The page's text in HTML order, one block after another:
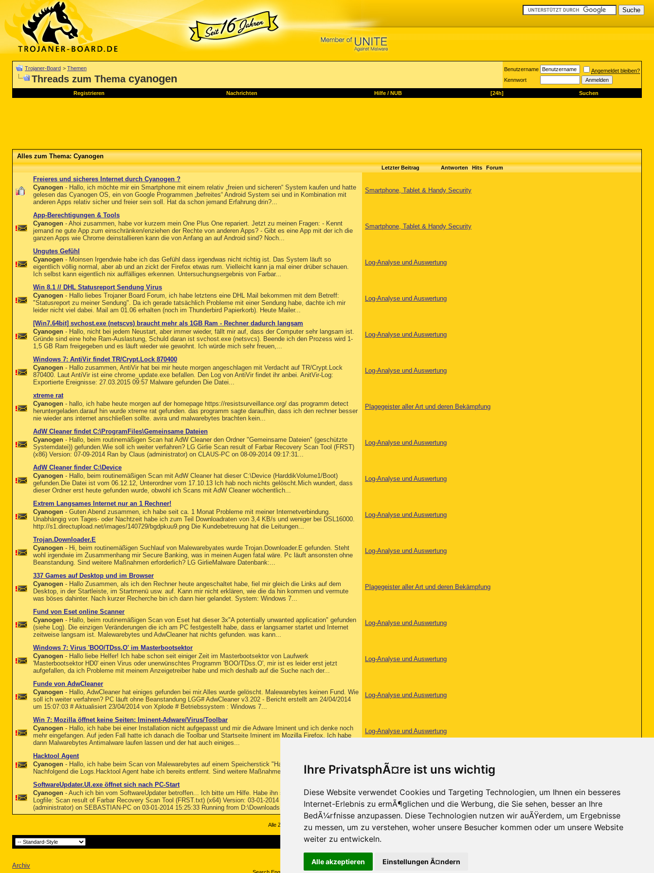
Ihre PrivatsphÃ¤re ist uns wichtig
Diese Website verwendet Cookies und Targeting Technologien, um Ihnen ein besseres
Internet-Erlebnis zu ermÃ¶glichen und die Werbung, die Sie sehen, besser an Ihre
BedÃ¼rfnisse anzupassen. Diese Technologien nutzen wir auÃŸerdem, um Ergebnisse
zu messen, um zu verstehen, woher unsere Besucher kommen oder um unsere Website
weiter zu entwickeln.
Alle akzeptieren Einstellungen Ã¤ndern
Trojaner-Board > Themen
Threads zum Thema cyanogen
Benutzername
Angemeldet bleiben?
Kennwort
Registrieren Nachrichten Hilfe/ NUB [24h] Suchen
Alles zum Thema: Cyanogen
Letzter Beitrag Antworten Hits Forum
Freieres und sicheres Internet durch Cyanogen ?
Cyanogen - Hallo, ich möchte mir ein Smartphone mit einem relativ „freien und sicheren“ System kaufen und hatte
gelesen das Cyanogen OS, ein von Google Programmen „befreites“ Android System sei und in Kombination mit
anderen Apps relativ sicher und freier sein soll. Hat da schon jemand Erfahrung drin?...
Smartphone, Tablet & Handy Security
App-Berechtigungen & Tools
Cyanogen - Ahoi zusammen, habe vor kurzem mein One Plus One repariert. Jetzt zu meinen Fragen: - Kennt
jemand ne gute App zum einschränken/enziehen der Rechte von anderen Apps? - Gibt es eine App mit der ich die
ganzen Apps wie Chrome deinstallieren kann die von Anfang an auf Android sind? Noch...
Smartphone, Tablet & Handy Security
Ungutes Gefühl
Cyanogen - Moinsen Irgendwie habe ich das Gefühl dass irgendwas nicht richtig ist. Das System läuft so
eigentlich völlig normal, aber ab und an zickt der Firefox etwas rum. Vielleicht kann ja mal einer drüber schauen.
Ich selbst kann eigentlich nix auffälliges erkennen. Untersuchungsergebnis von Farbar...
Log-Analyse und Auswertung
Win 8.1 // DHL Statusreport Sendung Virus
Cyanogen - Hallo liebes Trojaner Board Forum, ich habe letztens eine DHL Mail bekommen mit dem Betreff:
"Statusreport zu meiner Sendung". Da ich gerade tatsächlich Probleme mit einer Sendung habe, dachte ich mir
leider nicht viel dabei. Mail am 01.06 erhalten (noch im Thunderbird Papierkorb). Heute Mailer...
Log-Analyse und Auswertung
[Win7.64bit] svchost.exe (netscvs) braucht mehr als 1GB Ram - Rechner dadurch langsam
Cyanogen - Hallo, nicht bei jedem Neustart, aber immer wieder, fällt mir auf, dass der Computer sehr langsam ist.
Gründe sind eine hohe Ram-Auslastung, Schuld daran ist svchost.exe (netsvcs). Beende ich den Prozess wird 1-
1,5 GB Ram freigegeben und es läuft wieder wie gewohnt. Ich würde mich sehr freuen,...
Log-Analyse und Auswertung
Windows 7: AntiVir findet TR/Crypt.Lock 870400
Cyanogen - Hallo zusammen, AntiVir hat bei mir heute morgen angeschlagen mit Verdacht auf TR/Crypt.Lock
870400. Laut AntiVir ist eine chrome_update.exe befallen. Den Log von AntiVir findet ihr anbei. AnitVir-Log:
Exportierte Ereignisse: 27.03.2015 09:57 Malware gefunden Die Datei...
Log-Analyse und Auswertung
xtreme rat
Cyanogen - hallo, ich habe heute morgen auf der homepage https://resistsurveillance.org/ das programm detect
heruntergeladen.darauf hin wurde xtreme rat gefunden. das programm sagte daraufhin, dass ich den rechner besser
nie wieder ans internet anschließen sollte. avira und malwarebytes brachten kein...
Plagegeister aller Art und deren Bekämpfung
AdW Cleaner findet C:\ProgramFiles\Gemeinsame Dateien
Cyanogen - Hallo, beim routinemäßigen Scan hat AdW Cleaner den Ordner "Gemeinsame Dateien" (geschützte
Systemdatei)) gefunden.Wie soll ich weiter verfahren? LG Girlie Scan result of Farbar Recovery Scan Tool (FRST)
(x86) Version: 07-09-2014 Ran by Claus (administrator) on CLAUS-PC on 08-09-2014 09:17:31...
Log-Analyse und Auswertung
AdW Cleaner finder C:\Device
Cyanogen - Hallo, beim routinemäßigen Scan mit AdW Cleaner hat dieser C:\Device (HarddikVolume1/Boot)
gefunden.Die Datei ist vom 06.12.12, Unterordner vom 17.10.13 Ich hab noch nichts gelöscht.Mich wundert, dass
dieser Ordner erst heute gefunden wurde, obwohl ich Scans mit AdW Cleaner wöchentlich...
Log-Analyse und Auswertung
Extrem Langsames Internet nur an 1 Rechner!
Cyanogen - Guten Abend zusammen, ich habe seit ca. 1 Monat Probleme mit meiner Internetverbindung.
Unabhängig von Tages- oder Nachtzeit habe ich zum Teil Downloadraten von 3,4 KB/s und weniger bei DSL16000.
http://s1.directupload.net/images/140729/bgdpkuu9.png Die Kundebetreuung hat die Leitungen...
Log-Analyse und Auswertung
Trojan.Downloader.E
Cyanogen - Hi, beim routinemäßigen Suchlauf von Malewarebyates wurde Trojan.Downloader.E gefunden. Steht
wohl irgendwie im Zusammenhang mir Secure Banking, was in meinen Augen fatal wäre. Pc läuft ansonsten ohne
Beanstandung. Sind weitere Maßnahmen erforderlich? LG GirlieMalware Datenbank:...
Log-Analyse und Auswertung
337 Games auf Desktop und im Browser
Cyanogen - Hallo Zusammen, als ich den Rechner heute angeschaltet habe, fiel mir gleich die Links auf dem
Desktop, in der Startleiste, im Startmenü usw. auf. Kann mir nicht erklären, wie die da hin kommen und vermute
was böses dahinter. Nach kurzer Recherche bin ich dann hier gelandet. System: Windows 7...
Plagegeister aller Art und deren Bekämpfung
Fund von Eset online Scanner
Cyanogen - Hallo, beim routinemäßigen Scan von Eset hat dieser 3x"A potentially unwanted application" gefunden
(siehe Log). Die einzigen Veränderungen die ich am PC festgestellt habe, dass er langsamer startet und Internet
zeitweise langsam ist. Malewarebytes und AdwCleaner hat nichts gefunden. was kann...
Log-Analyse und Auswertung
Windows 7: Virus 'BOO/TDss.O' im Masterbootsektor
Cyanogen - Hallo liebe Helfer! Ich habe schon seit einiger Zeit im Masterbootsektor von Laufwerk
'Masterbootsektor HD0' einen Virus oder unerwünschtes Programm 'BOO/TDss.O', mir ist es leider erst jetzt
aufgefallen, da ich Probleme mit meinem Anzeigetreiber habe und mich deshalb auf die Suche nach der...
Log-Analyse und Auswertung
Funde von AdwCleaner
Cyanogen - Hallo, AdwCleaner hat einiges gefunden bei mir.Alles wurde gelöscht. Malewarebytes keinen Fund. Wie
soll ich weiter verfahren? PC läuft ohne Beanstandung LGG# AdwCleaner v3.202 - Bericht erstellt am 24/04/2014
um 15:07:03 # Aktualisiert 23/04/2014 von Xplode # Betriebssystem : Windows 7...
Log-Analyse und Auswertung
Win 7: Mozilla öffnet keine Seiten: Iminent-Adware/Virus/Toolbar
Cyanogen - Hallo, ich habe bei einer Installation nicht aufgepasst und mir die Adware Iminent und ich denke noch
mehr eingefangen. Auf jeden Fall hatte ich danach die Toolbar und Startseite Iminent im Mozilla Firefox. Ich habe
dann Malwarebytes Antimalware laufen lassen und der hat auch einiges...
Log-Analyse und Auswertung
Hacktool Agent
Cyanogen - Hallo, ich habe beim Scan von Malewarebytes auf einem Speicherstick "Hacktool Agent" gefunden.
Nachfolgend die Logs.Hacktool Agent habe ich bereits entfernt. Sind weitere Maßnahmen...
Log-Analyse und Auswertung
SoftwareUpdater.UI.exe öffnet sich nach PC-Start
Cyanogen - Auch ich bin vom SoftwareUpdater betroffen... Ich bitte um Hilfe. Habe ihn seit dem 28.12.13. FRST
Logfile: Scan result of Farbar Recovery Scan Tool (FRST.txt) (x64) Version: 03-01-2014 Ran by Sebastian
(administrator) on SEBASTIAN-PC on 03-01-2014 15:25:33 Running from D:\Downloads Windows...
Log-Analyse und Auswertung
Alle Zeitangaben in WEZ +1. Es ist jetzt08:18 Uhr.
Copyright ©2000-2026, Trojaner-Board
Archiv